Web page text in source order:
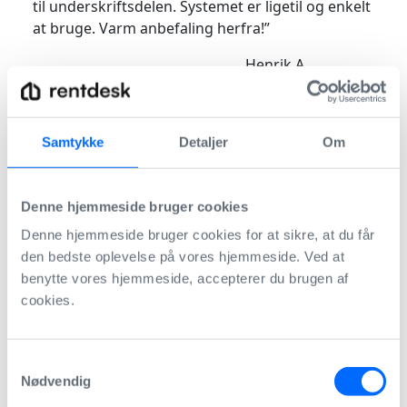
Samtykke Detaljer Om
Denne hjemmeside bruger cookies
Denne hjemmeside bruger cookies for at sikre, at du får
den bedste oplevelse på vores hjemmeside. Ved at
benytte vores hjemmeside, accepterer du brugen af
cookies.
Nødvendig
til underskriftsdelen. Systemet er ligetil og enkelt
at bruge. Varm anbefaling herfra!”
Henrik A.
Professionel
udlejer
reglerne for data. Rentdesk-platformen giver
mulighed for at skifte sprog mellem dansk og
engelsk både med og uden MitID-underskrift.
Det er en stor fordel, da jeg har mange
udlejninger til expats. Samtidig fungerer det
utroligt effektivt, at jeg kan genbruge tidligere